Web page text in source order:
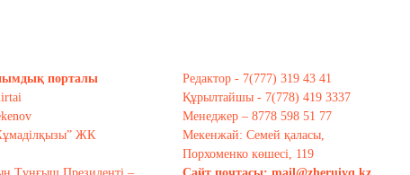
порталы
ЖК
Редактор - 7(777) 319 43 41
Құрылтайшы - 7(778) 419 3337
Менеджер – 8778 598 51 77
Мекенжай: Семей қаласы,
Порхоменко көшесі, 119